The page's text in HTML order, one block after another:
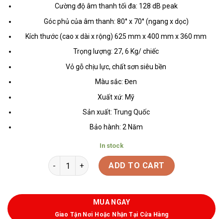
Cường độ âm thanh tối đa: 128 dB peak
Góc phủ của âm thanh: 80° x 70° (ngang x dọc)
Kích thước (cao x dài x rộng) 625 mm x 400 mm x 360 mm
Trọng lượng: 27, 6 Kg/ chiếc
Vỏ gỗ chịu lực, chất sơn siêu bền
Màu sắc: Đen
Xuất xứ: Mỹ
Sản xuất: Trung Quốc
Bảo hành: 2 Năm
In stock
ADD TO CART
MUA NGAY
Giao Tận Nơi Hoặc Nhận Tại Cửa Hàng